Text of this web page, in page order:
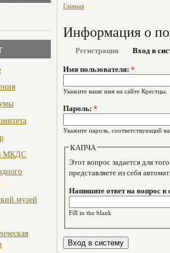
МКДС
музей
Главная
Информация о
Регистрация Вход в
Имя пользователя: *
Укажите ваше имя на сайте Крестцы.
Пароль: *
Укажите пароль, соответствующий
КАПЧА
Этот вопрос задается для того,
представляете из себя
Напишите ответ на вопрос
Fill in the blank